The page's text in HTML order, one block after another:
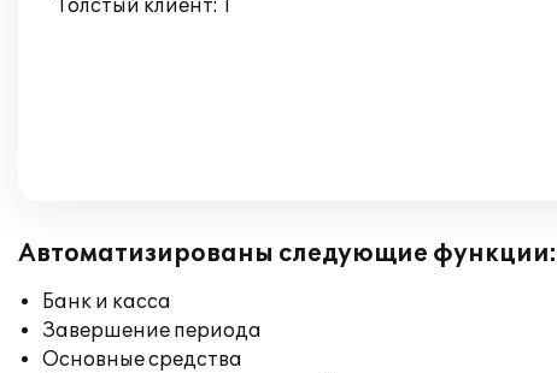
Толстый клиент: 1
Автоматизированы следующие функции:
Банк и касса
Завершение периода
Основные средства